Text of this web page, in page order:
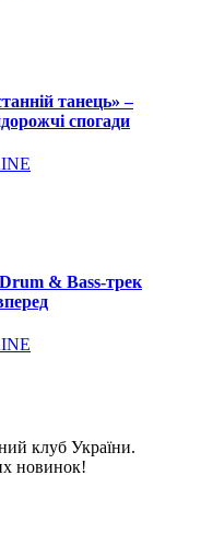
танець» –
спогади
& Bass-трек
клуб України.
новинок!